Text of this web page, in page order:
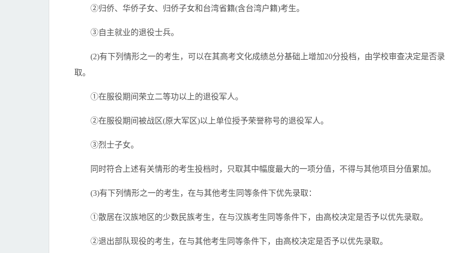
②归侨、华侨子女、归侨子女和台湾省籍(含台湾户籍)考生。
③自主就业的退役士兵。
(2)有下列情形之一的考生，可以在其高考文化成绩总分基础上增加20分投档，由学校审查决定是否录
取。
①在服役期间荣立二等功以上的退役军人。
②在服役期间被战区(原大军区)以上单位授予荣誉称号的退役军人。
③烈士子女。
同时符合上述有关情形的考生投档时，只取其中幅度最大的一项分值，不得与其他项目分值累加。
(3)有下列情形之一的考生，在与其他考生同等条件下优先录取：
①散居在汉族地区的少数民族考生，在与汉族考生同等条件下，由高校决定是否予以优先录取。
②退出部队现役的考生，在与其他考生同等条件下，由高校决定是否予以优先录取。